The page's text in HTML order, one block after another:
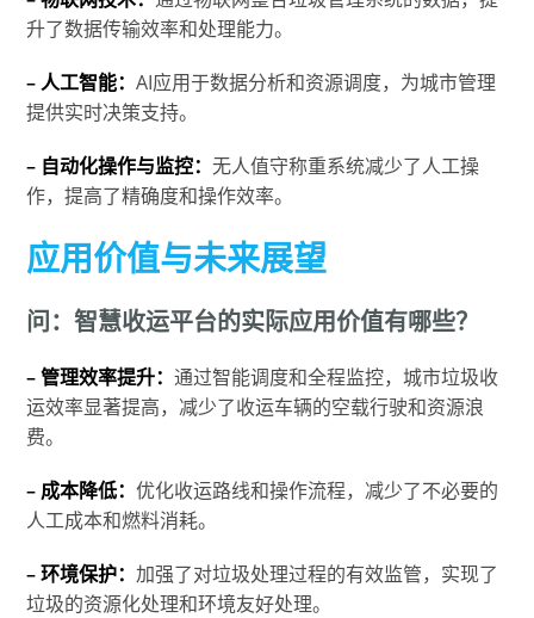
升了数据传输效率和处理能力。
– 人工智能：AI应用于数据分析和资源调度，为城市管理
提供实时决策支持。
– 自动化操作与监控：无人值守称重系统减少了人工操
作，提高了精确度和操作效率。
应用价值与未来展望
问：智慧收运平台的实际应用价值有哪些？
– 管理效率提升：通过智能调度和全程监控，城市垃圾收
运效率显著提高，减少了收运车辆的空载行驶和资源浪
费。
– 成本降低：优化收运路线和操作流程，减少了不必要的
人工成本和燃料消耗。
– 环境保护：加强了对垃圾处理过程的有效监管，实现了
垃圾的资源化处理和环境友好处理。